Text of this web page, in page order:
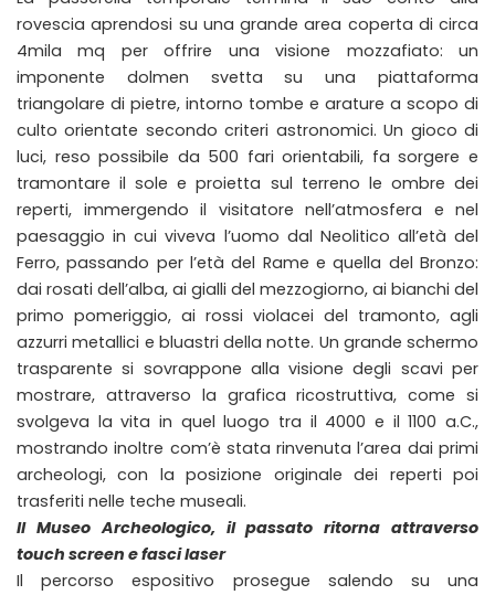
rovescia aprendosi su una grande area coperta di circa
4mila mq per offrire una visione mozzafiato: un
imponente dolmen svetta su una piattaforma
triangolare di pietre, intorno tombe e arature a scopo di
culto orientate secondo criteri astronomici. Un gioco di
luci, reso possibile da 500 fari orientabili, fa sorgere e
tramontare il sole e proietta sul terreno le ombre dei
reperti, immergendo il visitatore nell’atmosfera e nel
paesaggio in cui viveva l’uomo dal Neolitico all’età del
Ferro, passando per l’età del Rame e quella del Bronzo:
dai rosati dell’alba, ai gialli del mezzogiorno, ai bianchi del
primo pomeriggio, ai rossi violacei del tramonto, agli
azzurri metallici e bluastri della notte. Un grande schermo
trasparente si sovrappone alla visione degli scavi per
mostrare, attraverso la grafica ricostruttiva, come si
svolgeva la vita in quel luogo tra il 4000 e il 1100 a.C.,
mostrando inoltre com’è stata rinvenuta l’area dai primi
archeologi, con la posizione originale dei reperti poi
trasferiti nelle teche museali.
Il Museo Archeologico, il passato ritorna attraverso
touch screen e fasci laser
Il percorso espositivo prosegue salendo su una